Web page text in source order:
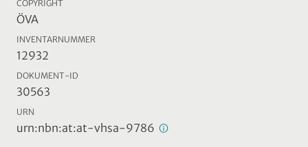
COPYRIGHT
ÖVA
INVENTARNUMMER
12932
DOKUMENT-ID
30563
URN
urn:nbn:at:at-vhsa-9786